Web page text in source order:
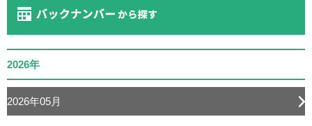
2026年
2026年05月